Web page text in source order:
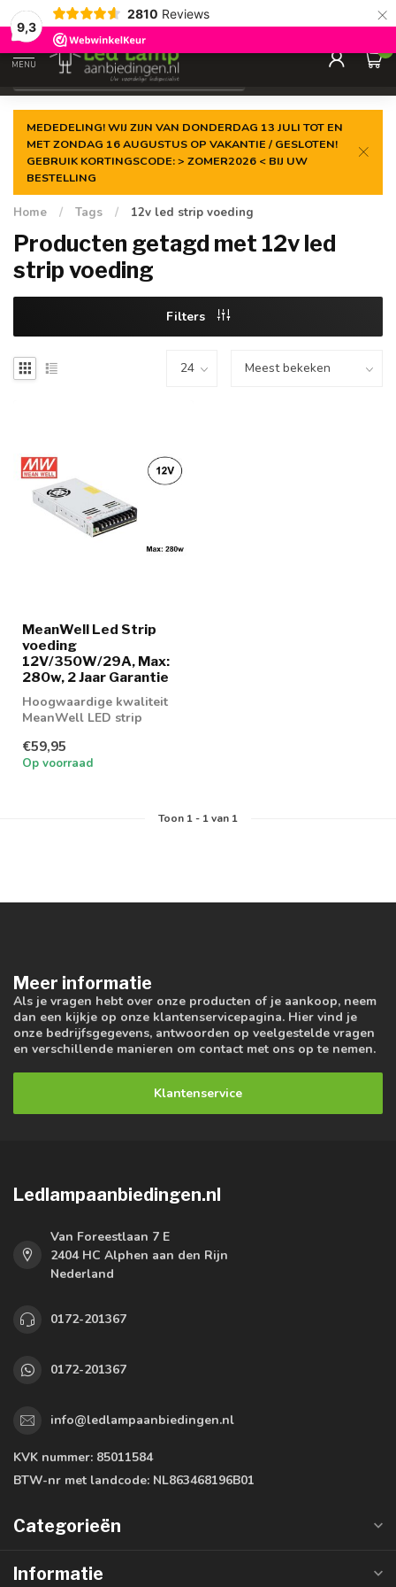
9,3
2810 Reviews ×
Gegarandeerde delaagste prijs
MENU
0
MEDEDELING! WIJ ZIJN VAN DONDERDAG 13 JULI TOT EN
MET ZONDAG 16 AUGUSTUS OP VAKANTIE / GESLOTEN!
GEBRUIK KORTINGSCODE: > ZOMER2026 < BIJ UW
BESTELLING
Home / Tags / 12v led strip voeding
Producten getagd met 12v led
strip voeding
Filters
MeanWell Led Strip
voeding
12V/350W/29A, Max:
280w, 2 Jaar Garantie
Hoogwaardige kwaliteit
MeanWell LED strip
€59,95
Op voorraad
Toon 1- 1van 1
Meer informatie
Als je vragen hebt over onze producten of je aankoop, neem
dan een kijkje op onze klantenservicepagina. Hier vind je
onze bedrijfsgegevens, antwoorden op veelgestelde vragen
en verschillende manieren om contact met ons op te nemen.
Klantenservice
Ledlampaanbiedingen.nl
Van Foreestlaan 7 E
2404 HC Alphen aan den Rijn
Nederland
0172-201367
0172-201367
info@ledlampaanbiedingen.nl
KVK nummer: 85011584
BTW-nr met landcode: NL863468196B01
Categorieën
Informatie